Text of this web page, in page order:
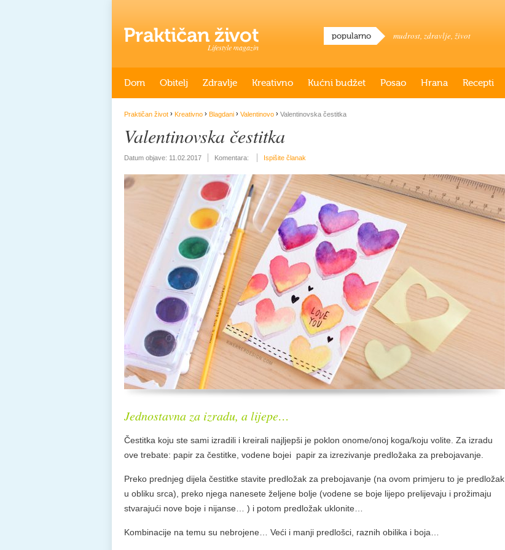
Lifestyle magazin
popularno mudrost, zdravlje, život
Dom Obitelj Zdravlje Kreativno Kućni budžet Posao Hrana Recepti
Praktičan život › Kreativno › Blagdani › Valentinovo › Valentinovska čestitka
Valentinovska čestitka
Datum objave: 11.02.2017 Komentara: Ispišite članak
Jednostavna za izradu, a lijepe…
Čestitka koju ste sami izradili i kreirali najljepši je poklon onome/onoj koga/koju volite. Za izradu
ove trebate: papir za čestitke, vodene bojei papir za izrezivanje predložaka za prebojavanje.
Preko prednjeg dijela čestitke stavite predložak za prebojavanje (na ovom primjeru to je predložak
u obliku srca), preko njega nanesete željene bolje (vodene se boje lijepo prelijevaju i prožimaju
stvarajući nove boje i nijanse… ) i potom predložak uklonite…
Kombinacije na temu su nebrojene… Veći i manji predlošci, raznih obilika i boja…